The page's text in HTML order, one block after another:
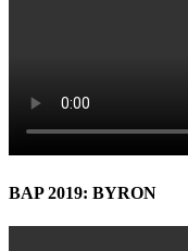
BAP 2019: BYRON